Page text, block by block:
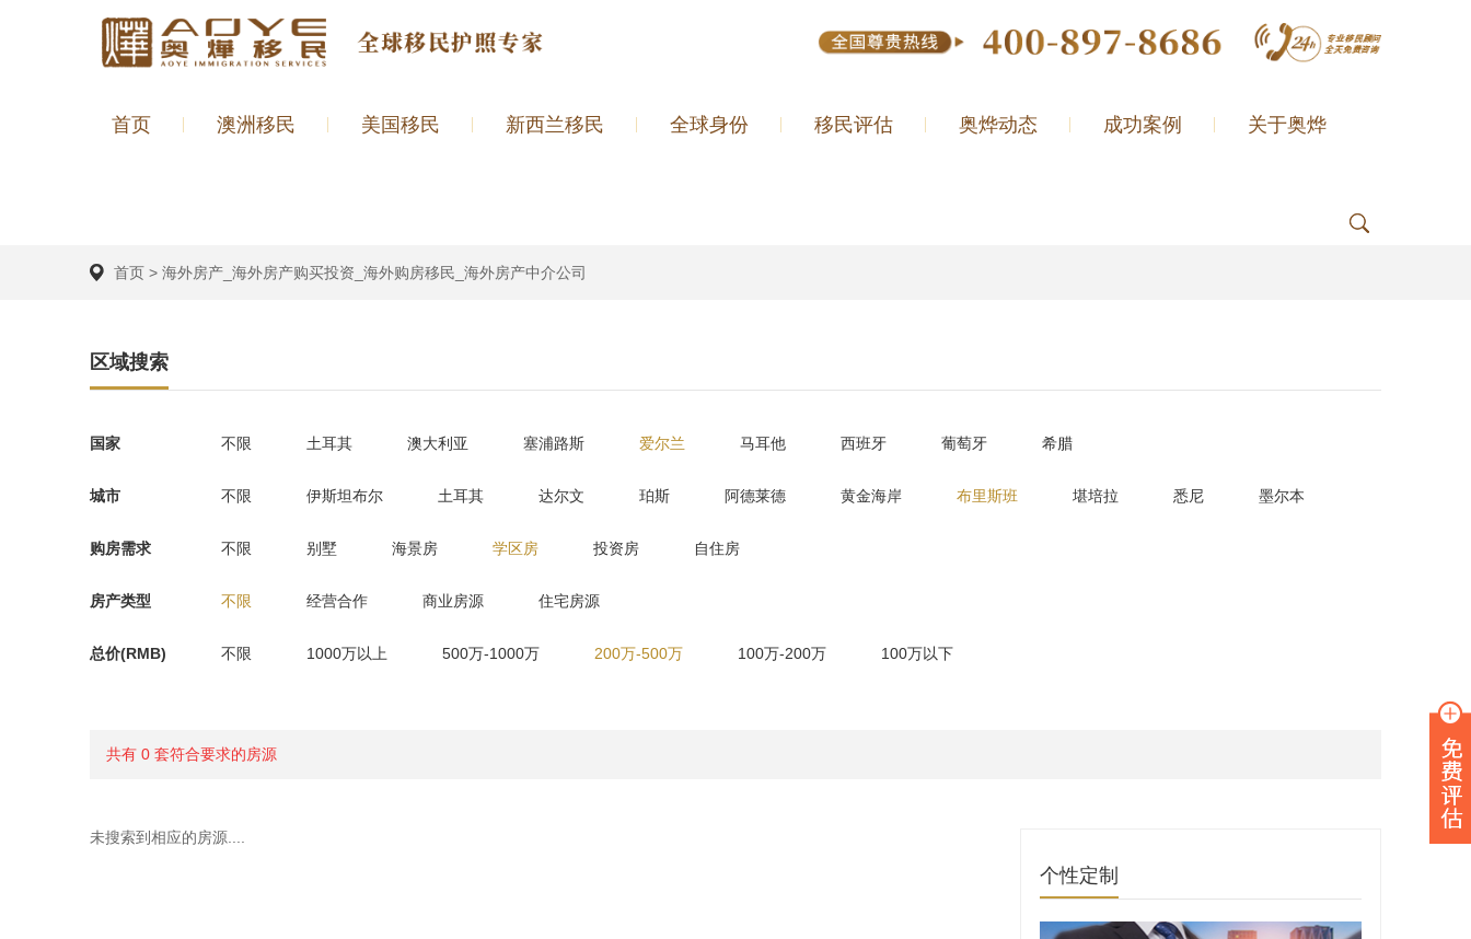
首页 澳洲移民 美国移民 新西兰移民 全球身份 移民评估 奥烨动态 成功案例 关于奥烨
首页 > 海外房产_海外房产购买投资_海外购房移民_海外房产中介公司
区域搜索
国家 不限 土耳其 澳大利亚 塞浦路斯 爱尔兰 马耳他 西班牙 葡萄牙 希腊
城市 不限 伊斯坦布尔 土耳其 达尔文 珀斯 阿德莱德 黄金海岸 布里斯班 堪培拉 悉尼 墨尔本
购房需求 不限 别墅 海景房 学区房 投资房 自住房
房产类型 不限 经营合作 商业房源 住宅房源
总价(RMB) 不限 1000万以上 500万-1000万 200万-500万 100万-200万 100万以下
共有 0 套符合要求的房源
未搜索到相应的房源....
个性定制